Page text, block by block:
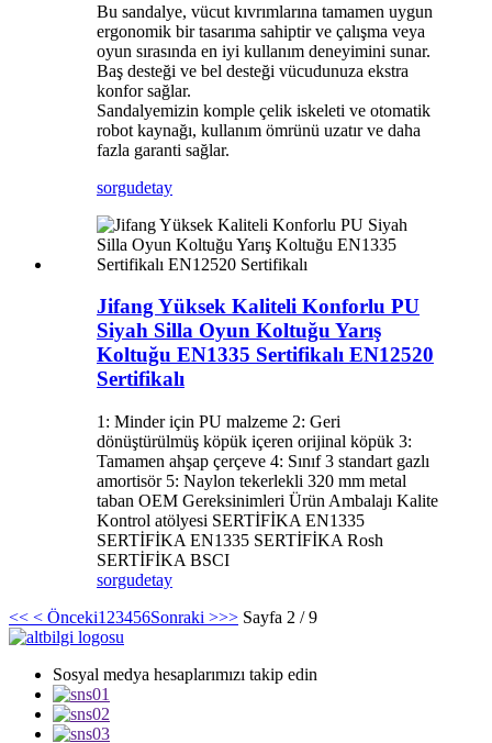
Bu sandalye, vücut kıvrımlarına tamamen uygun
ergonomik bir tasarıma sahiptir ve çalışma veya
oyun sırasında en iyi kullanım deneyimini sunar.
Baş desteği ve bel desteği vücudunuza ekstra
konfor sağlar.
Sandalyemizin komple çelik iskeleti ve otomatik
robot kaynağı, kullanım ömrünü uzatır ve daha
fazla garanti sağlar.
sorgudetay
Jifang Yüksek Kaliteli Konforlu PU
Siyah Silla Oyun Koltuğu Yarış
Koltuğu EN1335 Sertifikalı EN12520
Sertifikalı
1: Minder için PU malzeme 2: Geri
dönüştürülmüş köpük içeren orijinal köpük 3:
Tamamen ahşap çerçeve 4: Sınıf 3 standart gazlı
amortisör 5: Naylon tekerlekli 320 mm metal
taban OEM Gereksinimleri Ürün Ambalajı Kalite
Kontrol atölyesi SERTİFİKA EN1335
SERTİFİKA EN1335 SERTİFİKA Rosh
SERTİFİKA BSCI
sorgudetay
<< < Önceki1 23456Sonraki >>> Sayfa 2 / 9
Sosyal medya hesaplarımızı takip edin